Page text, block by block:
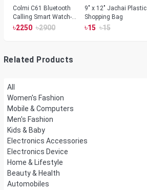
Colmi C61 Bluetooth
Calling Smart Watch-
Silver Color
৳2250 ৳2900
9" x 12" Jachai Plastic
Shopping Bag
৳15 ৳15
Related Products
All
Women's Fashion
Mobile & Computers
Men's Fashion
Kids & Baby
Electronics Accessories
Electronics Device
Home & Lifestyle
Beauty & Health
Automobiles